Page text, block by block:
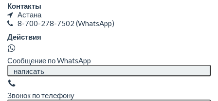
Контакты
Астана
8-700-278-7502 (WhatsApp)
Действия
Сообщение по WhatsApp
написать
Звонок по телефону